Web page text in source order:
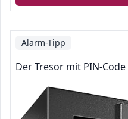
Alarm-Tipp
Der Tresor mit PIN-Code